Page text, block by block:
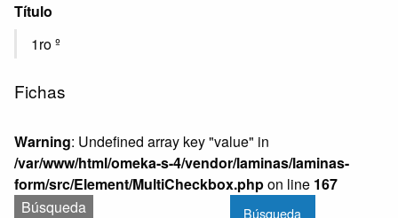
Título
1ro º
Fichas
Warning: Undefined array key "value" in
/var/www/html/omeka-s-4/vendor/laminas/laminas-
form/src/Element/MultiCheckbox.phpon line 167
Búsqueda
Búsqueda